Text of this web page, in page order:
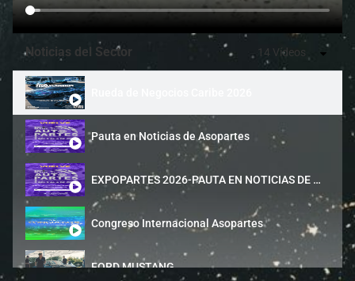
Noticias del Sector 14 Vídeos
Pauta en Noticias de Asopartes
EXPOPARTES 2026-PAUTA EN NOTICIAS DE ASOPARTES
Congreso Internacional Asopartes
FORD MUSTANG